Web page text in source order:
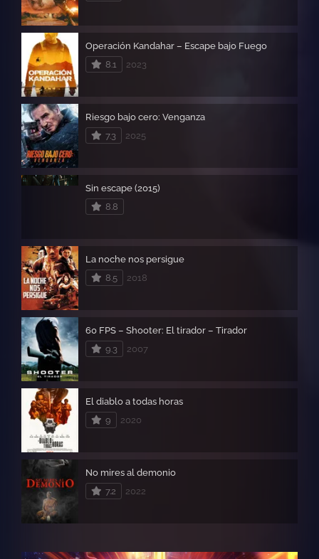
Operación Kandahar – Escape bajo Fuego
8.1
2023
Riesgo bajo cero: Venganza
7.3
2025
Sin escape (2015)
8.8
La noche nos persigue
8.5
2018
60 FPS – Shooter: El tirador – Tirador
9.3
2007
El diablo a todas horas
9
2020
No mires al demonio
7.2
2022